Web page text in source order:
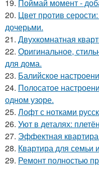
19. Поймай момент -
20. Цвет против
дочерьми.
21. Двухкомнатная
22. Оригинальное,
для дома.
23. Балийское
24. Полосатое
одном узоре.
25. Лофт с нотками
26. Уют в деталях:
27. Эффектная
28. Квартира для семьи
29. Ремонт полностью